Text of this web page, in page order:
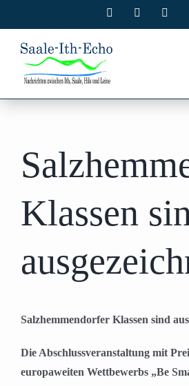
Inhalt
springen
Facebook
Klassen
Salzhemmendorfer Klassen sind
Die Abschlussveranstaltung mit
europaweiten Wettbewerbs „Be